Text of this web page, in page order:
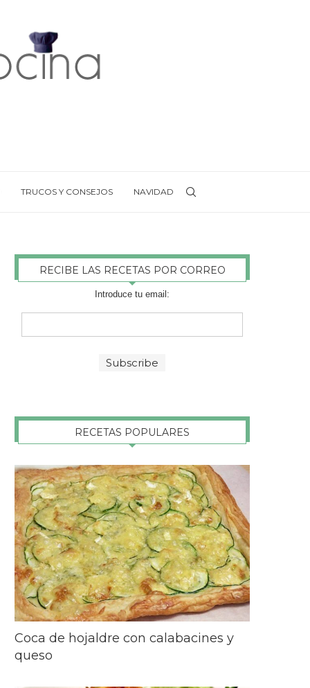
TRUCOS Y CONSEJOS NAVIDAD
RECIBE LAS RECETAS POR CORREO
Introduce tu email:
RECETAS POPULARES
Coca de hojaldre con calabacines y
queso